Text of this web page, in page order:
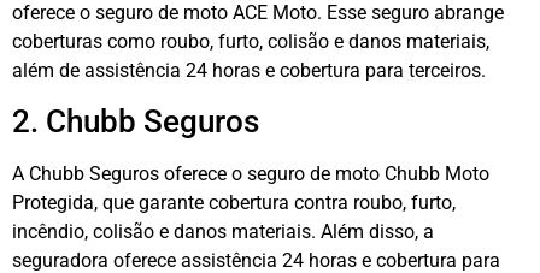
oferece o seguro de moto ACE Moto. Esse seguro abrange
coberturas como roubo, furto, colisão e danos materiais,
além de assistência 24 horas e cobertura para terceiros.
2. Chubb Seguros
A Chubb Seguros oferece o seguro de moto Chubb Moto
Protegida, que garante cobertura contra roubo, furto,
incêndio, colisão e danos materiais. Além disso, a
seguradora oferece assistência 24 horas e cobertura para